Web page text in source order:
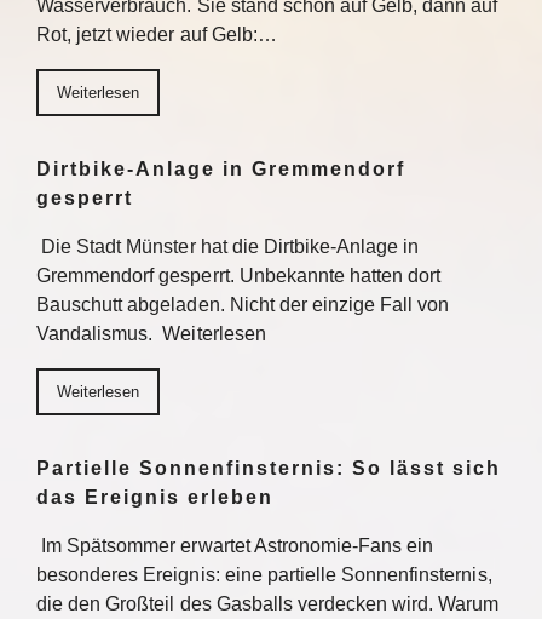
Wasserverbrauch. Sie stand schon auf Gelb, dann auf
Rot, jetzt wieder auf Gelb:…
Weiterlesen
Dirtbike-Anlage in Gremmendorf
gesperrt
Die Stadt Münster hat die Dirtbike-Anlage in
Gremmendorf gesperrt. Unbekannte hatten dort
Bauschutt abgeladen. Nicht der einzige Fall von
Vandalismus. Weiterlesen
Weiterlesen
Partielle Sonnenfinsternis: So lässt sich
das Ereignis erleben
Im Spätsommer erwartet Astronomie-Fans ein
besonderes Ereignis: eine partielle Sonnenfinsternis,
die den Großteil des Gasballs verdecken wird. Warum